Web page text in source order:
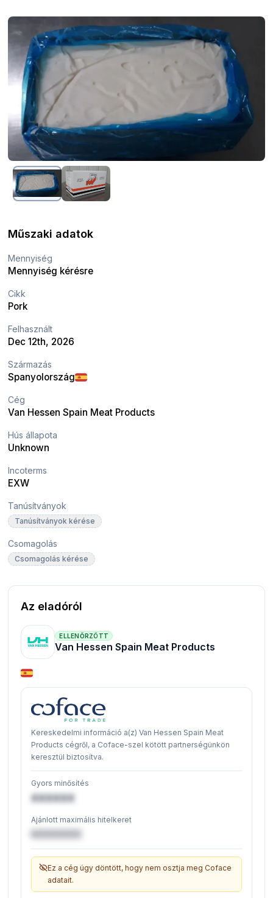
Műszaki adatok
Mennyiség
Mennyiség kérésre
Cikk
Pork
Felhasznált
Dec 12th, 2026
Származás
Spanyolország
Cég
Van Hessen Spain Meat Products
Hús állapota
Unknown
Incoterms
EXW
Tanúsítványok
Tanúsítványok kérése
Csomagolás
Csomagolás kérése
Az eladóról
ELLENŐRZÖTT
Van Hessen Spain Meat Products
Kereskedelmi információ a(z) Van Hessen Spain Meat
Products cégről, a Coface-szel kötött partnerségünkön
keresztül biztosítva.
Gyors minősítés
XXXXXX
Ajánlott maximális hitelkeret
€XXXXXX
Ez a cég úgy döntött, hogy nem osztja meg Coface
adatait.